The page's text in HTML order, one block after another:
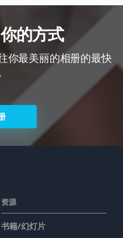
的方式
你最美丽的相册的最快
资源
书籍/幻灯片